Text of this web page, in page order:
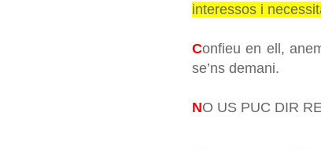
interessos i
Confieu en ell,
se’ns demani.
NO US PUC DIR